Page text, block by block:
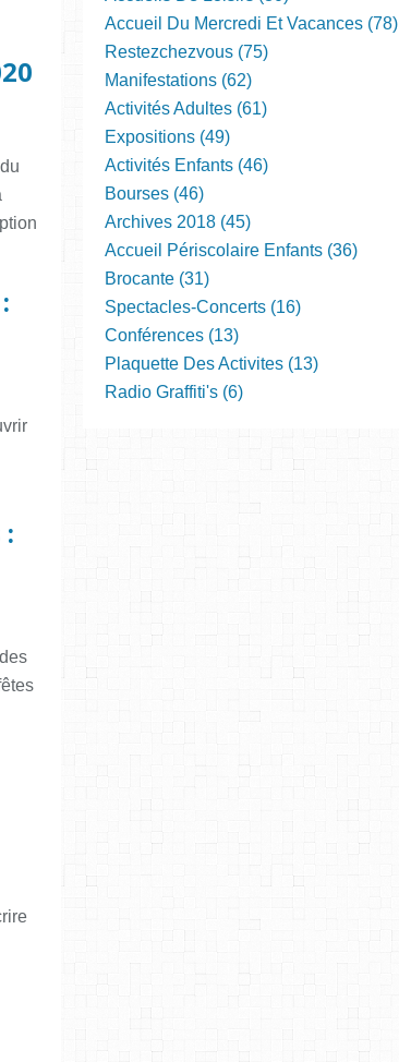
Accueil Du Mercredi Et Vacances (78)
Restezchezvous (75)
Manifestations (62)
Activités Adultes (61)
Expositions (49)
Activités Enfants (46)
Bourses (46)
Archives 2018 (45)
Accueil Périscolaire Enfants (36)
Brocante (31)
Spectacles-Concerts (16)
Conférences (13)
Plaquette Des Activites (13)
Radio Graffiti's (6)